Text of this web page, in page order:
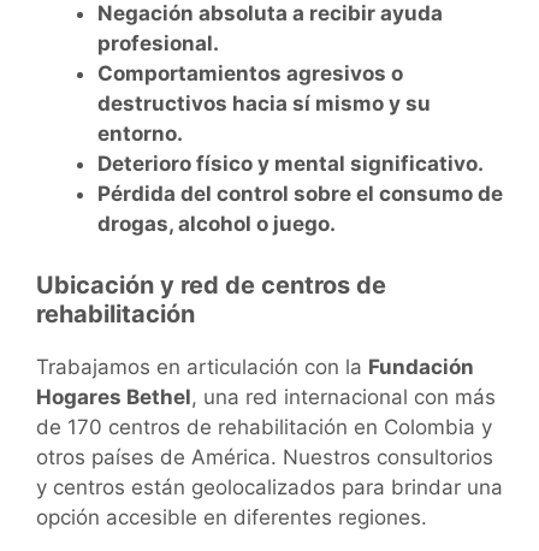
Negación absoluta a recibir ayuda
profesional.
Comportamientos agresivos o
destructivos hacia sí mismo y su
entorno.
Deterioro físico y mental significativo.
Pérdida del control sobre el consumo de
drogas, alcohol o juego.
Ubicación y red de centros de
rehabilitación
Trabajamos en articulación con la Fundación
Hogares Bethel, una red internacional con más
de 170 centros de rehabilitación en Colombia y
otros países de América. Nuestros consultorios
y centros están geolocalizados para brindar una
opción accesible en diferentes regiones.